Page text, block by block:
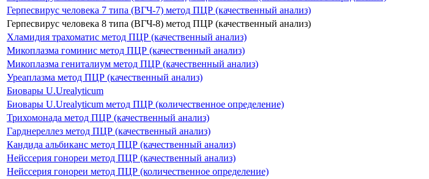
Герпесвирус человека 7 типа (ВГЧ-7) метод ПЦР (качественный анализ)
Герпесвирус человека 8 типа (ВГЧ-8) метод ПЦР (качественный анализ)
Хламидия трахоматис метод ПЦР (качественный анализ)
Микоплазма гоминис метод ПЦР (качественный анализ)
Микоплазма гениталиум метод ПЦР (качественный анализ)
Уреаплазма метод ПЦР (качественный анализ)
Биовары U.Urealyticum
Биовары U.Urealyticum метод ПЦР (количественное определение)
Трихомонада метод ПЦР (качественный анализ)
Гарднереллез метод ПЦР (качественный анализ)
Кандида альбиканс метод ПЦР (качественный анализ)
Нейссерия гонореи метод ПЦР (качественный анализ)
Нейссерия гонореи метод ПЦР (количественное определение)